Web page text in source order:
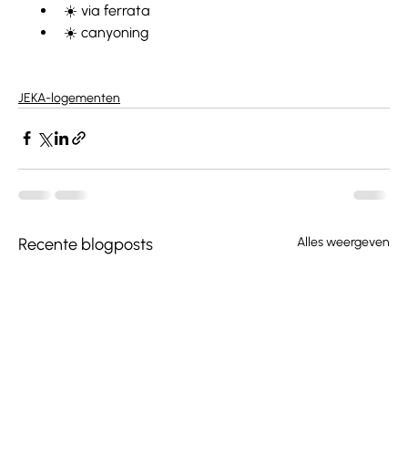
☀️ via ferrata
☀️ canyoning
JEKA-logementen
Recente blogposts Alles weergeven